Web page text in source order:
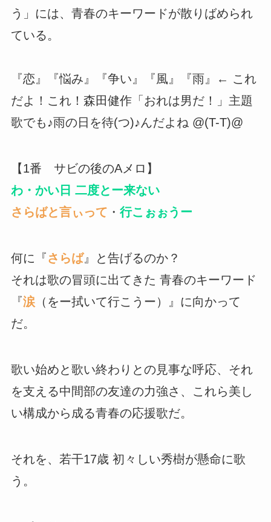
う」には、青春のキーワードが散りばめられ
ている。
『恋』『悩み』『争い』『風』『雨』← これ
だよ！これ！森田健作「おれは男だ！」主題
歌でも♪雨の日を待(つ)♪んだよね @(T-T)@
【1番 サビの後のAメロ】
わ・かい日 二度とー来ない
さらばと言ぃって ・ 行こぉぉうー
何に『さらば』と告げるのか？
それは歌の冒頭に出てきた 青春のキーワード
『涙（をー拭いて行こうー）』に向かって
だ。
歌い始めと歌い終わりとの見事な呼応、それ
を支える中間部の友達の力強さ、これら美し
い構成から成る青春の応援歌だ。
それを、若干17歳 初々しい秀樹が懸命に歌
う。